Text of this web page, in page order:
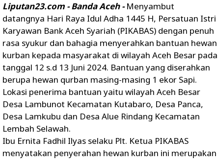
Liputan23.com - Banda Aceh -Menyambut
datangnya Hari Raya Idul Adha 1445 H, Persatuan Istri
Karyawan Bank Aceh Syariah (PIKABAS) dengan penuh
rasa syukur dan bahagia menyerahkan bantuan hewan
kurban kepada masyarakat di wilayah Aceh Besar pada
tanggal 12 s.d 13 Juni 2024. Bantuan yang diserahkan
berupa hewan qurban masing-masing 1 ekor Sapi.
Lokasi penerima bantuan yaitu wilayah Aceh Besar
Desa Lambunot Kecamatan Kutabaro, Desa Panca,
Desa Lamkubu dan Desa Alue Rindang Kecamatan
Lembah Selawah.
Ibu Ernita Fadhil Ilyas selaku Plt. Ketua PIKABAS
menyatakan penyerahan hewan kurban ini merupakan